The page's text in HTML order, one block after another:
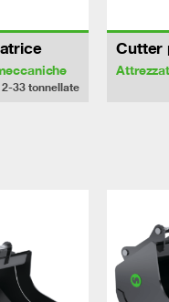
2-33tonnellate
Cutter